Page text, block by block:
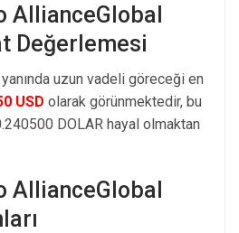
AllianceGlobal
Değerlemesi
uzun vadeli göreceği en
USD olarak görünmektedir, bu
DOLAR hayal olmaktan
AllianceGlobal